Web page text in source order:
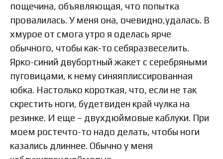
пощечина, объявляющая, что попытка
провалилась. У меня она, очевидно,удалась. В
хмурое от смога утро я оделась ярче
обычного, чтобы как-то себяразвеселить.
Ярко-синий двубортный жакет с серебряными
пуговицами, к нему синяяплиссированная
юбка. Настолько короткая, что, если не так
скрестить ноги, будетвиден край чулка на
резинке. И еще – двухдюймовые каблуки. При
моем ростечто-то надо делать, чтобы ноги
казались длиннее. Обычно у меня